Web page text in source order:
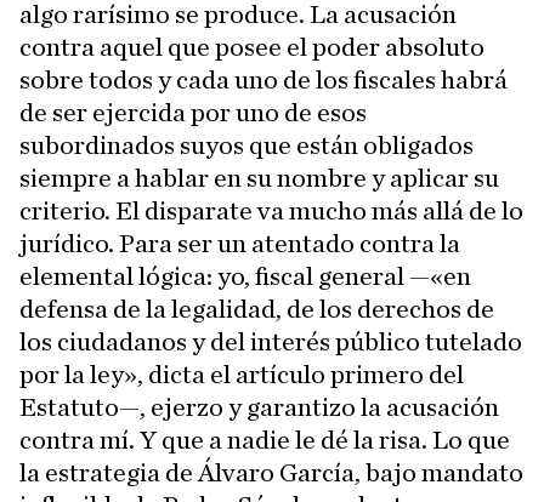
algo rarísimo se produce. La acusación
contra aquel que posee el poder absoluto
sobre todos y cada uno de los fiscales habrá
de ser ejercida por uno de esos
subordinados suyos que están obligados
siempre a hablar en su nombre y aplicar su
criterio. El disparate va mucho más allá de lo
jurídico. Para ser un atentado contra la
elemental lógica: yo, fiscal general —«en
defensa de la legalidad, de los derechos de
los ciudadanos y del interés público tutelado
por la ley», dicta el artículo primero del
Estatuto—, ejerzo y garantizo la acusación
contra mí. Y que a nadie le dé la risa. Lo que
la estrategia de Álvaro García, bajo mandato